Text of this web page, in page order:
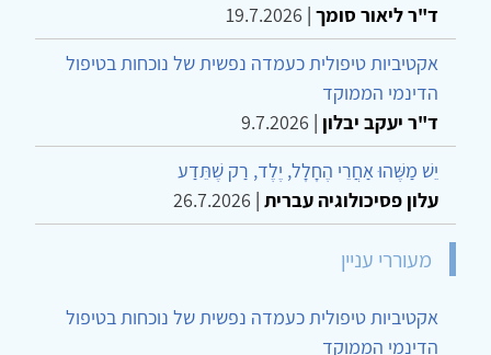
ד"ר ליאור סומך |
19.7.2026
אקטיביות טיפולית כעמדה נפשית של נוכחות בטיפול
הדינמי הממוקד
ד"ר יעקב יבלון |
9.7.2026
יֵשׁ מַשֶּׁהוּ אַחֲרֵי הֶחָלָל, יֶלֶד, רַק שֶׁתֵּדַע
עלון פסיכולוגיה עברית |
26.7.2026
מעוררי עניין
אקטיביות טיפולית כעמדה נפשית של נוכחות בטיפול
הדינמי הממוקד